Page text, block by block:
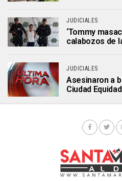
JUDICIALES
‘Tommy
calabozos de
JUDICIALES
Asesinaron a
Ciudad Equidad